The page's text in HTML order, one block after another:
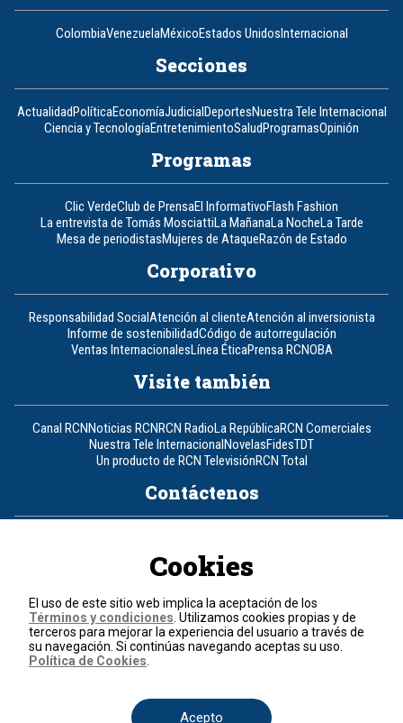
ColombiaVenezuelaMéxicoEstados UnidosInternacional
Secciones
ActualidadPolíticaEconomíaJudicialDeportesNuestra Tele Internacional
Ciencia y TecnologíaEntretenimientoSaludProgramasOpinión
Programas
Clic VerdeClub de PrensaEl InformativoFlash Fashion
La entrevista de Tomás MosciattiLa MañanaLa NocheLa Tarde
Mesa de periodistasMujeres de AtaqueRazón de Estado
Corporativo
Responsabilidad SocialAtención al clienteAtención al inversionista
Informe de sostenibilidadCódigo de autorregulación
Ventas InternacionalesLínea ÉticaPrensa RCNOBA
Visite también
Canal RCNNoticias RCNRCN RadioLa RepúblicaRCN Comerciales
Nuestra Tele InternacionalNovelasFidesTDT
Un producto de RCN TelevisiónRCN Total
Contáctenos
Política de cookies
Términos y condiciones
© 2026, RCN Medios.
Todos los derechos reservados.
Cookies
El uso de este sitio web implica la aceptación de los
Términos y condiciones . Utilizamos cookies propias y de
terceros para mejorar la experiencia del usuario a través de
su navegación. Si continúas navegando aceptas su uso.
Política de Cookies
Acepto